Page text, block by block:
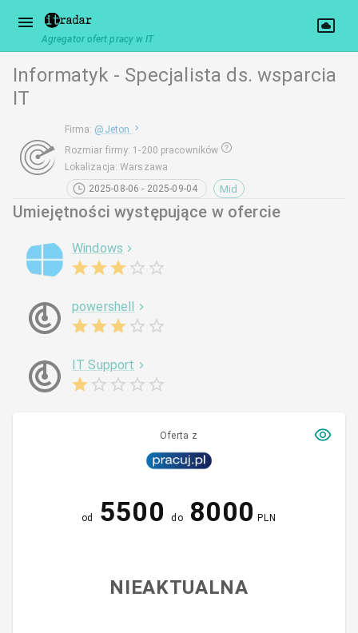
Agregator ofert pracy w IT
Informatyk - Specjalista ds. wsparcia
IT
Firma: @ Jeton
Rozmiar firmy: 1-200 pracowników
Lokalizacja:Warszawa
2025-08-06 - 2025-09-04
Mid
Umiejętności występujące w ofercie
Windows
powershell
IT Support
Oferta z
od 5500 do 8000 PLN
NIEAKTUALNA